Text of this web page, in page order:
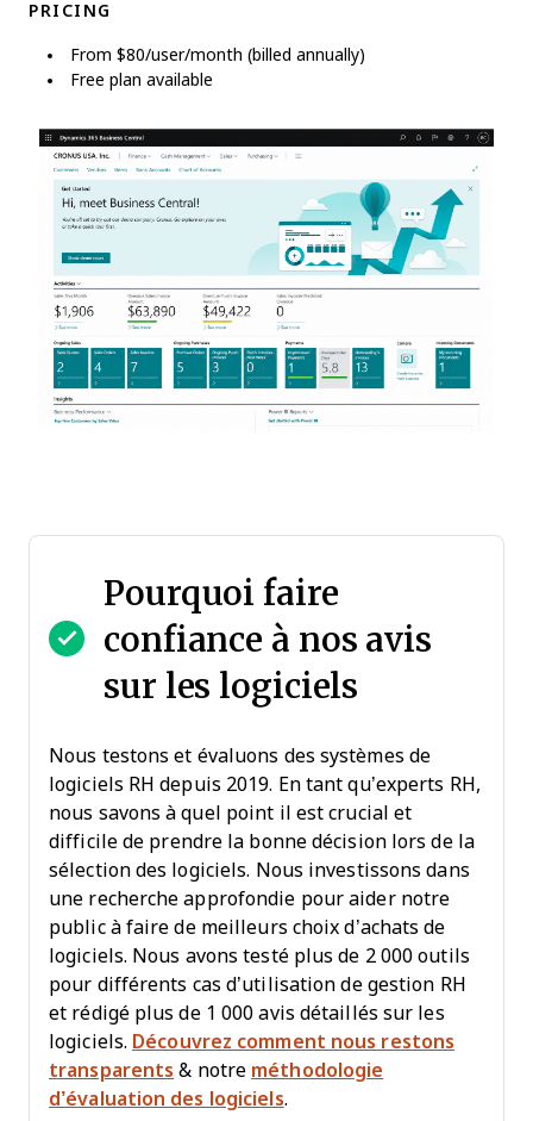
PRICING
From $80/user/month (billed annually)
Free plan available
Pourquoi faire
confiance à nos avis
sur les logiciels
Nous testons et évaluons des systèmes de
logiciels RH depuis 2019. En tant qu’experts RH,
nous savons à quel point il est crucial et
difficile de prendre la bonne décision lors de la
sélection des logiciels. Nous investissons dans
une recherche approfondie pour aider notre
public à faire de meilleurs choix d’achats de
logiciels. Nous avons testé plus de 2 000 outils
pour différents cas d’utilisation de gestion RH
et rédigé plus de 1 000 avis détaillés sur les
logiciels. Découvrez comment nous restons
transparents & notre méthodologie
d’évaluation des logiciels.